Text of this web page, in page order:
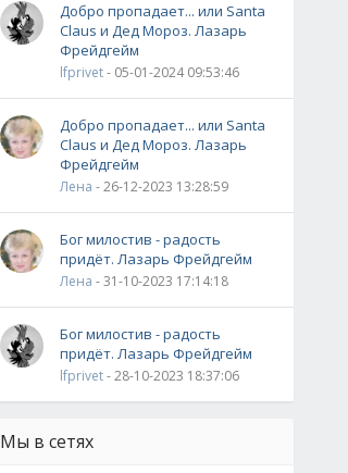
Добро пропадает... или Santa
Claus и Дед Мороз. Лазарь
Фрейдгейм
lfprivet- 05-01-2024 09:53:46
Добро пропадает... или Santa
Claus и Дед Мороз. Лазарь
Фрейдгейм
Лена - 26-12-2023 13:28:59
Бог милостив - радость
придёт. Лазарь Фрейдгейм
Лена - 31-10-2023 17:14:18
Бог милостив - радость
придёт. Лазарь Фрейдгейм
lfprivet- 28-10-2023 18:37:06
Мы в сетях